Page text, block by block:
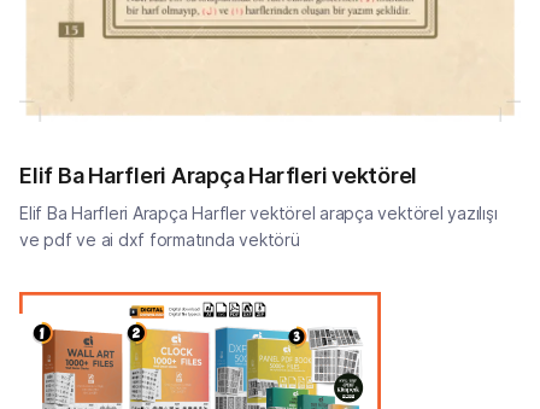
Elif Ba Harfleri Arapça Harfleri vektörel
Elif Ba Harfleri Arapça Harfler vektörel arapça vektörel yazılışı
ve pdf ve ai dxf formatında vektörü